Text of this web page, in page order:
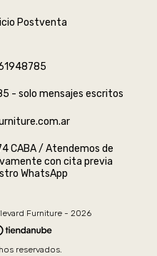
Postventa
- solo mensajes escritos
CABA / Atendemos de
con cita previa
WhatsApp
Furniture - 2026
reservados.